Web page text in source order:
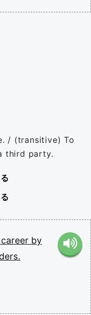
/ (transitive) To
third party.
career by